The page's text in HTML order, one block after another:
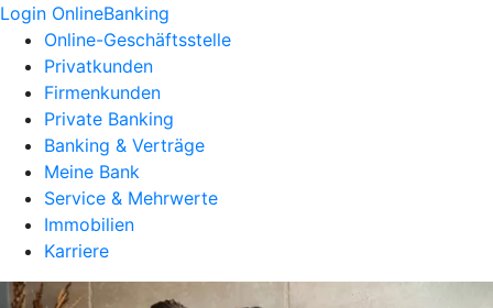
Login OnlineBanking
Online-Geschäftsstelle
Privatkunden
Firmenkunden
Private Banking
Banking & Verträge
Meine Bank
Service & Mehrwerte
Immobilien
Karriere